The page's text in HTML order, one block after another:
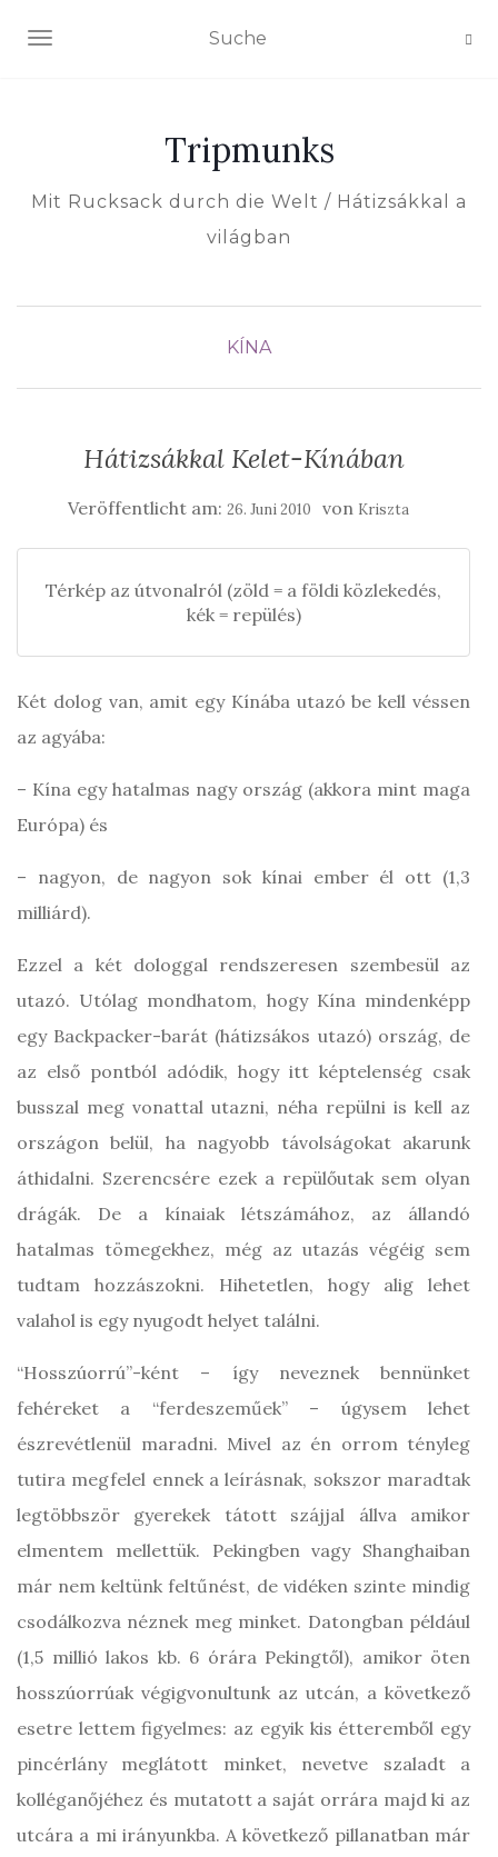
NAVIGATION EIN-/AUSSCHALTEN
Tripmunks
Mit Rucksack durch die Welt / Hátizsákkal a
világban
KÍNA
Hátizsákkal Kelet-Kínában
Veröffentlicht am: 26. Juni 2010 von Kriszta
Térkép az útvonalról (zöld = a földi közlekedés,
kék = repülés)
Két dolog van, amit egy Kínába utazó be kell véssen
az agyába:
– Kína egy hatalmas nagy ország (akkora mint maga
Európa) és
– nagyon, de nagyon sok kínai ember él ott (1,3
milliárd).
Ezzel a két dologgal rendszeresen szembesül az
utazó. Utólag mondhatom, hogy Kína mindenképp
egy Backpacker-barát (hátizsákos utazó) ország, de
az első pontból adódik, hogy itt képtelenség csak
busszal meg vonattal utazni, néha repülni is kell az
országon belül, ha nagyobb távolságokat akarunk
áthidalni. Szerencsére ezek a repülőutak sem olyan
drágák. De a kínaiak létszámához, az állandó
hatalmas tömegekhez, még az utazás végéig sem
tudtam hozzászokni. Hihetetlen, hogy alig lehet
valahol is egy nyugodt helyet találni.
“Hosszúorrú”-ként – így neveznek bennünket
fehéreket a “ferdeszeműek” – úgysem lehet
észrevétlenül maradni. Mivel az én orrom tényleg
tutira megfelel ennek a leírásnak, sokszor maradtak
legtöbbször gyerekek tátott szájjal állva amikor
elmentem mellettük. Pekingben vagy Shanghaiban
már nem keltünk feltűnést, de vidéken szinte mindig
csodálkozva néznek meg minket. Datongban például
(1,5 millió lakos kb. 6 órára Pekingtől), amikor öten
hosszúorrúak végigvonultunk az utcán, a következő
esetre lettem figyelmes: az egyik kis étteremből egy
pincérlány meglátott minket, nevetve szaladt a
kolléganőjéhez és mutatott a saját orrára majd ki az
utcára a mi irányunkba. A következő pillanatban már